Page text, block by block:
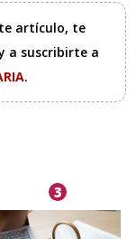
artículo, te
a suscribirte a
.
3